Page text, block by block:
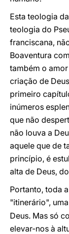
Esta teologia
teologia do
franciscana,
Boaventura
também o
criação de
primeiro
inúmeros
que não
não louva a
aquele que de
princípio, é
alta de Deus,
Portanto, toda
"itinerário",
Deus. Mas só
elevar-nos à